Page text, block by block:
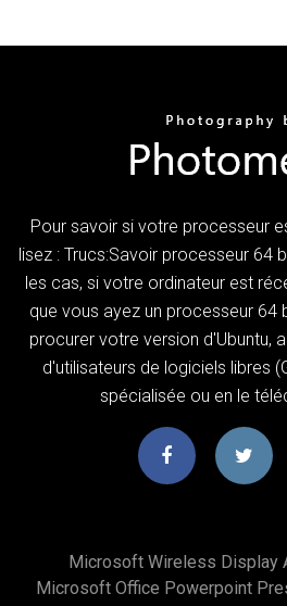
Pour savoir si votre processeur
lisez : Trucs:Savoir processeur 64
les cas, si votre ordinateur est
que vous ayez un processeur 64
procurer votre version d'Ubuntu,
d'utilisateurs de logiciels libres
spécialisée ou en le
Microsoft Wireless Display
Microsoft Office Powerpoint